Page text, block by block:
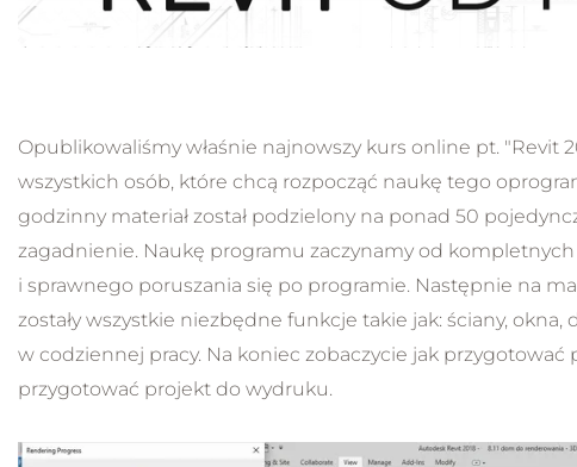
Opublikowaliśmy właśnie najnowszy kurs online pt. "Revit
wszystkich osób, które chcą rozpocząć naukę tego
godzinny materiał został podzielony na ponad 50
zagadnienie. Naukę programu zaczynamy od
i sprawnego poruszania się po programie. Następnie na
zostały wszystkie niezbędne funkcje takie jak: ściany,
w codziennej pracy. Na koniec zobaczycie jak
przygotować projekt do wydruku.